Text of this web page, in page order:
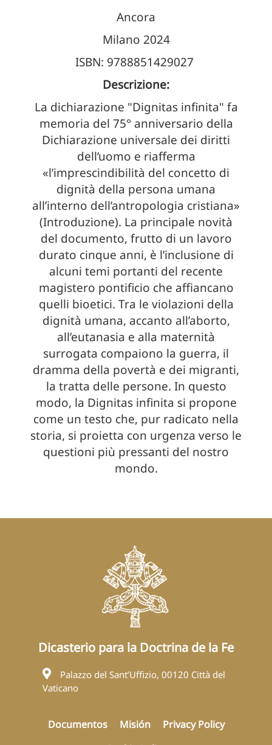
Ancora
Milano 2024
ISBN: 9788851429027
Descrizione:
La dichiarazione "Dignitas infinita" fa
memoria del 75° anniversario della
Dichiarazione universale dei diritti
dell’uomo e riafferma
«l’imprescindibilità del concetto di
dignità della persona umana
all’interno dell’antropologia cristiana»
(Introduzione). La principale novità
del documento, frutto di un lavoro
durato cinque anni, è l’inclusione di
alcuni temi portanti del recente
magistero pontificio che affiancano
quelli bioetici. Tra le violazioni della
dignità umana, accanto all’aborto,
all’eutanasia e alla maternità
surrogata compaiono la guerra, il
dramma della povertà e dei migranti,
la tratta delle persone. In questo
modo, la Dignitas infinita si propone
come un testo che, pur radicato nella
storia, si proietta con urgenza verso le
questioni più pressanti del nostro
mondo.
Dicasterio para la Doctrina de la Fe
Palazzo del Sant’Uffizio, 00120 Città del
Vaticano
Documentos Misión
Privacy Policy